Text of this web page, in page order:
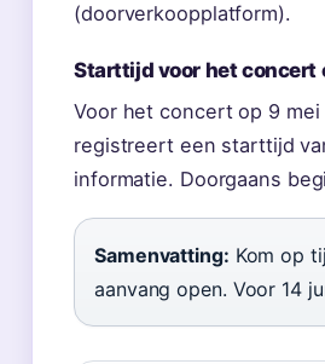
(doorverkoopplatform).
Starttijd voor het concert
Voor het concert op 9
registreert een starttijd
informatie. Doorgaans
Samenvatting: Kom op
aanvang open. Voor 14